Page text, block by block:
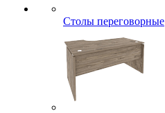
Столы переговорные